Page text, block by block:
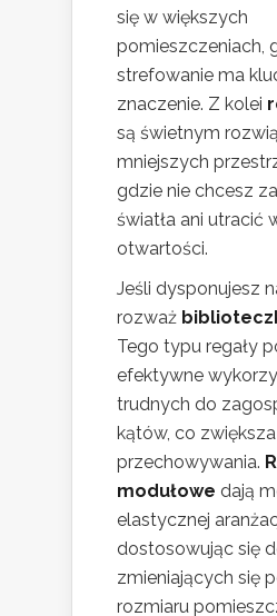
się w większych
pomieszczeniach,
strefowanie ma
znaczenie. Z kolei
są świetnym
mniejszych
gdzie nie chcesz
światła ani utracić
otwartości.
Jeśli dysponujesz
rozważ
Tego typu regały
efektywne
trudnych do
kątów, co
przechowywania.
modułowe dają
elastycznej
dostosowując się
zmieniających się
rozmiaru